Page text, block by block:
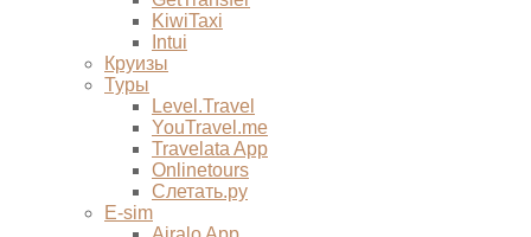
KiwiTaxi
Intui
Круизы
Туры
Level.Travel
YouTravel.me
Travelata App
Onlinetours
Слетать.ру
E-sim